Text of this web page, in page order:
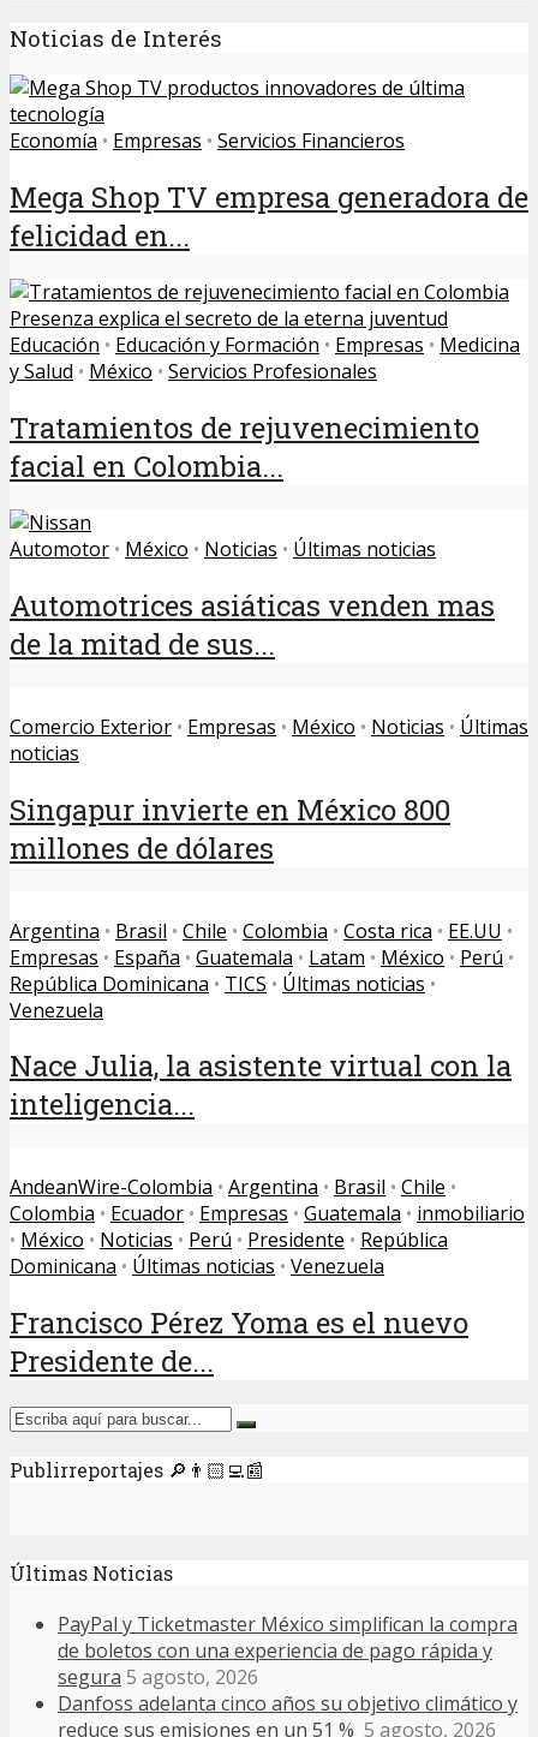
Noticias de Interés
Economía • Empresas • Servicios Financieros
Mega Shop TV empresa generadora de
felicidad en...
Educación • Educación y Formación • Empresas • Medicina
y Salud • México • Servicios Profesionales
Tratamientos de rejuvenecimiento
facial en Colombia...
Automotor • México • Noticias • Últimas noticias
Automotrices asiáticas venden mas
de la mitad de sus...
Comercio Exterior • Empresas • México • Noticias • Últimas
noticias
Singapur invierte en México 800
millones de dólares
Argentina • Brasil • Chile • Colombia • Costa rica • EE.UU •
Empresas • España • Guatemala • Latam • México • Perú •
República Dominicana • TICS • Últimas noticias •
Venezuela
Nace Julia, la asistente virtual con la
inteligencia...
AndeanWire-Colombia • Argentina • Brasil • Chile •
Colombia • Ecuador • Empresas • Guatemala • inmobiliario
• México • Noticias • Perú • Presidente • República
Dominicana • Últimas noticias • Venezuela
Francisco Pérez Yoma es el nuevo
Presidente de...
Publirreportajes 🔎👨🏻‍💻📰
Últimas Noticias
PayPal y Ticketmaster México simplifican la compra
de boletos con una experiencia de pago rápida y
segura 5 agosto, 2026
Danfoss adelanta cinco años su objetivo climático y
reduce sus emisiones en un 51 % 5 agosto, 2026